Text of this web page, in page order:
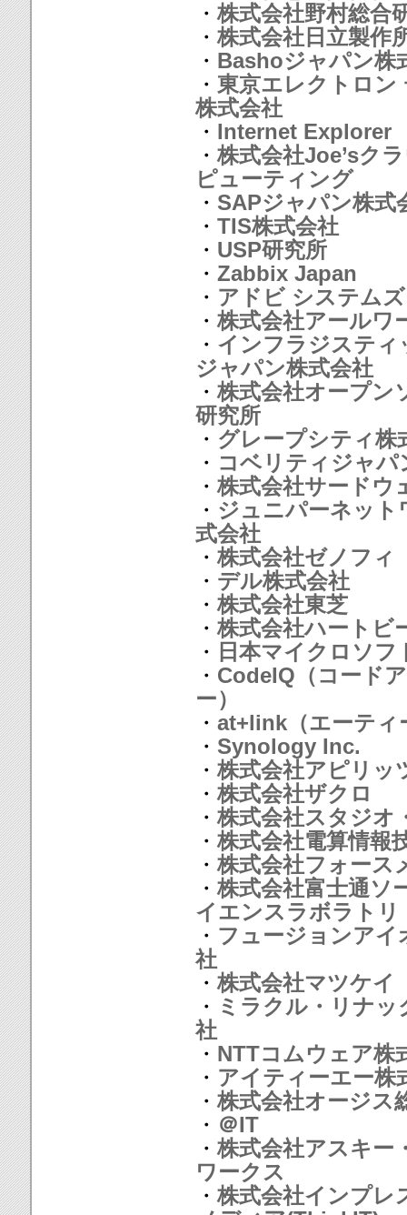
・ 株式会社野村総合
・ 株式会社日立製作
・ Bashoジャパン株
・ 東京エレクトロン
株式会社
・ Internet Explorer
・ 株式会社Joe’sク
ピューティング
・ SAPジャパン株式
・ TIS株式会社
・ USP研究所
・ Zabbix Japan
・ アドビ システム
・ 株式会社アールワ
・ インフラジスティ
ジャパン株式会社
・ 株式会社オープン
研究所
・ グレープシティ株
・ コベリティジャパ
・ 株式会社サードウ
・ ジュニパーネット
式会社
・ 株式会社ゼノフィ
・ デル株式会社
・ 株式会社東芝
・ 株式会社ハートビ
・ 日本マイクロソフ
・ CodeIQ（コード
ー）
・ at+link（エーティ
・ Synology Inc.
・ 株式会社アピリッ
・ 株式会社ザクロ
・ 株式会社スタジオ
・ 株式会社電算情報
・ 株式会社フォース
・ 株式会社富士通ソ
イエンスラボラトリ
・ フュージョンアイ
社
・ 株式会社マツケイ
・ ミラクル・リナッ
社
・ NTTコムウェア株
・ アイティーエー株
・ 株式会社オージス
・ ＠IT
・ 株式会社アスキー
ワークス
・ 株式会社インプレ